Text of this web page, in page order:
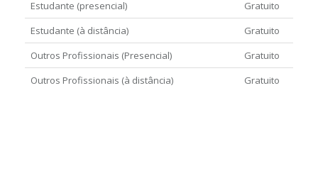
Estudante (presencial)
Gratuito
Estudante (à distância)
Gratuito
Outros Profissionais (Presencial)
Gratuito
Outros Profissionais (à distância)
Gratuito